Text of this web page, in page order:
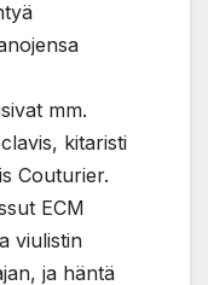
mm.
kitaristi
Couturier.
ECM
viulistin
ja häntä